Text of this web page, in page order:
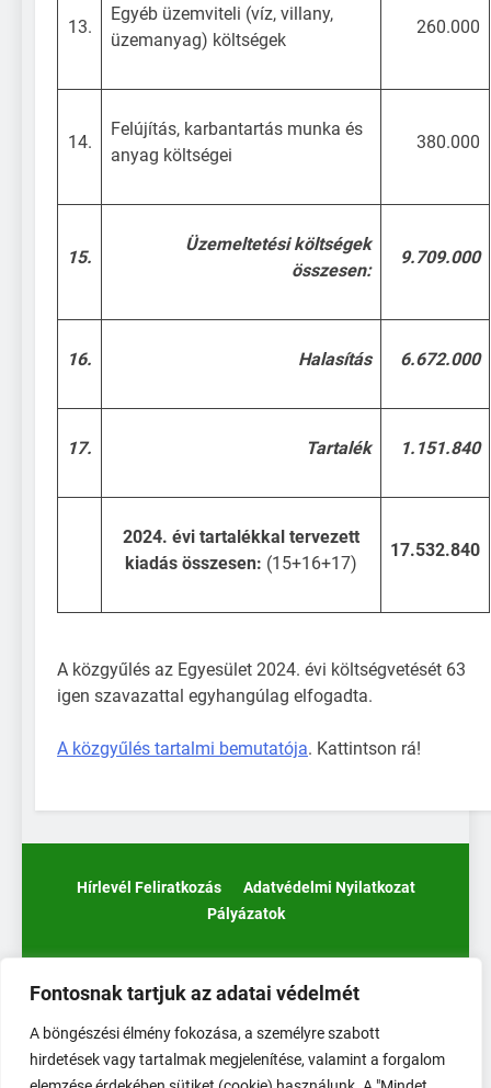
Fontosnak tartjuk az adatai védelmét
A böngészési élmény fokozása, a személyre szabott
hirdetések vagy tartalmak megjelenítése, valamint a forgalom
13.
Egyéb üzemviteli (víz, villany,
üzemanyag) költségek
260.000
14.
Felújítás, karbantartás munka és
anyag költségei
380.000
15.
Üzemeltetési költségek
összesen:
9.709.000
16. Halasítás 6.672.000
17. Tartalék 1.151.840
2024. évi tartalékkal tervezett
kiadás összesen: (15+16+17)
17.532.840
A közgyűlés az Egyesület 2024. évi költségvetését 63
igen szavazattal egyhangúlag elfogadta.
A közgyűlés tartalmi bemutatója. Kattintson rá!
Hírlevél Feliratkozás
Adatvédelmi Nyilatkozat
Pályázatok